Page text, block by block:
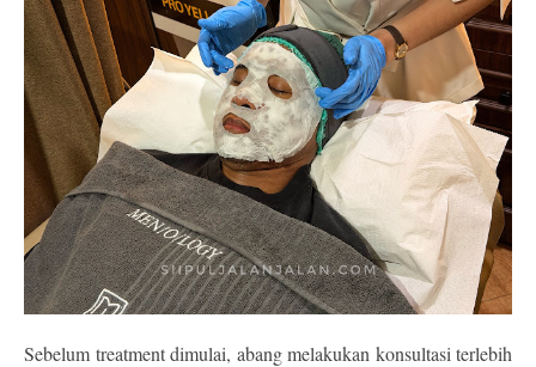
Sebelum treatment dimulai, abang melakukan konsultasi terlebih